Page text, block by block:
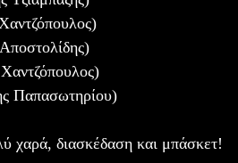
Παπασωτηρίου)
χαρά, διασκέδαση και μπάσκετ!